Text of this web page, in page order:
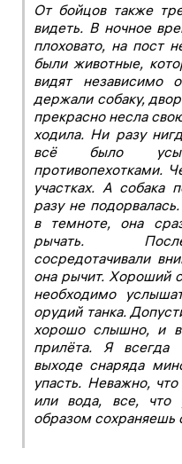
От бойцов также
видеть. В ночное
плоховато, на пост
были животные,
видят независимо
держали собаку,
прекрасно несла
ходила. Ни разу
всё было
противопехотками.
участках. А собака
разу не
в темноте, она
рычать.
сосредотачивали
она рычит. Хороший
необходимо
орудий танка.
хорошо слышно, и
прилёта. Я всегда
выходе снаряда
упасть. Неважно,
или вода, все, что
образом сохраняешь